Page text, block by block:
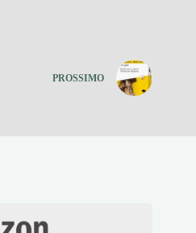
PROSSIMO